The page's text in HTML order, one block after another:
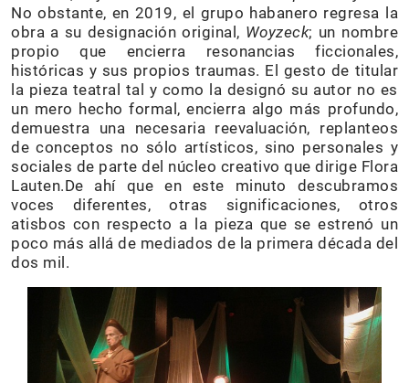
No obstante, en 2019, el grupo habanero regresa la
obra a su designación original, Woyzeck; un nombre
propio que encierra resonancias ficcionales,
históricas y sus propios traumas. El gesto de titular
la pieza teatral tal y como la designó su autor no es
un mero hecho formal, encierra algo más profundo,
demuestra una necesaria reevaluación, replanteos
de conceptos no sólo artísticos, sino personales y
sociales de parte del núcleo creativo que dirige Flora
Lauten.De ahí que en este minuto descubramos
voces diferentes, otras significaciones, otros
atisbos con respecto a la pieza que se estrenó un
poco más allá de mediados de la primera década del
dos mil.